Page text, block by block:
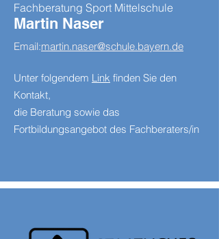
Fachberatung Sport Mittelschule
Martin Naser
Email:martin.naser@schule.bayern.de
Unter folgendem Link finden Sie den
Kontakt,
die Beratung sowie das
Fortbildungsangebot des Fachberaters/in